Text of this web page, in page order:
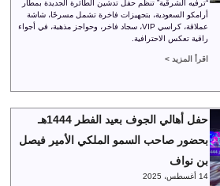
“ترفيه الشرقية” تنظم حفل تدشين الطائرة الجديدة بمطار
أرامكو السعودية، بتجهيزات فاخرة تشمل مسرحًا، شاشة
عملاقة، كراسي VIP، سجاد فاخر، وحواجز مذهبة، في أجواء
راقية تعكس الاحترافية.
اقرأ المزيد >
حفل أهالي الجوف بعيد الفطر 1444هـ
بحضور صاحب السمو الملكي الأمير فيصل
بن نواف
14 أغسطس، 2025